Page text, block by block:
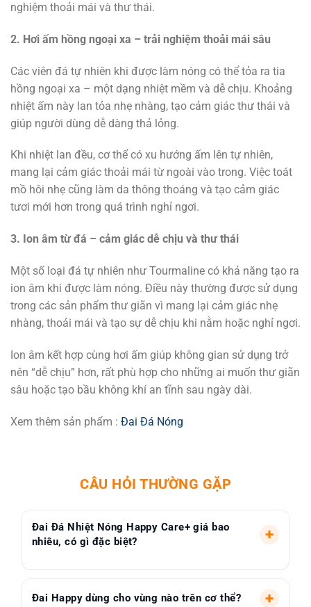
nghiệm thoải mái và thư thái.
2. Hơi ấm hồng ngoại xa – trải nghiệm thoải mái sâu
Các viên đá tự nhiên khi được làm nóng có thể tỏa ra tia
hồng ngoại xa – một dạng nhiệt mềm và dễ chịu. Khoảng
nhiệt ấm này lan tỏa nhẹ nhàng, tạo cảm giác thư thái và
giúp người dùng dễ dàng thả lỏng.
Khi nhiệt lan đều, cơ thể có xu hướng ấm lên tự nhiên,
mang lại cảm giác thoải mái từ ngoài vào trong. Việc toát
mồ hôi nhẹ cũng làm da thông thoáng và tạo cảm giác
tươi mới hơn trong quá trình nghỉ ngơi.
3. Ion âm từ đá – cảm giác dễ chịu và thư thái
Một số loại đá tự nhiên như Tourmaline có khả năng tạo ra
ion âm khi được làm nóng. Điều này thường được sử dụng
trong các sản phẩm thư giãn vì mang lại cảm giác nhẹ
nhàng, thoải mái và tạo sự dễ chịu khi nằm hoặc nghỉ ngơi.
Ion âm kết hợp cùng hơi ấm giúp không gian sử dụng trở
nên “dễ chịu” hơn, rất phù hợp cho những ai muốn thư giãn
sâu hoặc tạo bầu không khí an tĩnh sau ngày dài.
Xem thêm sản phẩm : Đai Đá Nóng
CÂU HỎI THƯỜNG GẶP
Đai Đá Nhiệt Nóng Happy Care+ giá bao
nhiêu, có gì đặc biệt?
+
Đai Happy Care+ giá 2.390.000đ, là đai đá
Tourmaline tự nhiên giá tốt nhất nhóm đai lưng
Đai Happy dùng cho vùng nào trên cơ thể? +